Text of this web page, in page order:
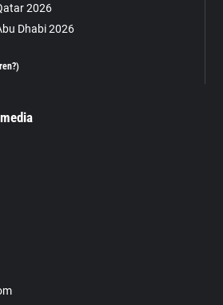
2026
Dhabi 2026